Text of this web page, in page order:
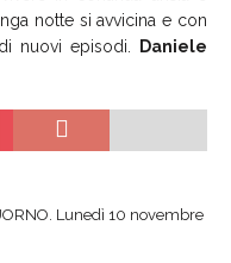
notte si avvicina e con
nuovi episodi. Daniele
Lunedì 10 novembre